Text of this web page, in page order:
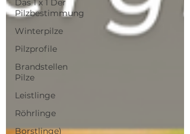
Das 1 x 1 Der
Pilzbestimmung
Winterpilze
Pilzprofile
Brandstellen
Pilze
Leistlinge
Röhrlinge
Borstlinge)